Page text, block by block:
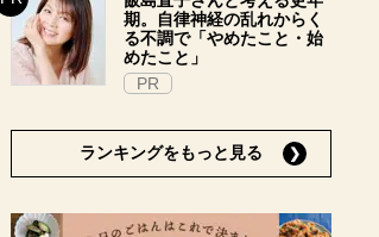
期。自律神経の乱れからく
る不調で「やめたこと・始
めたこと」
PR
ランキングをもっと見る